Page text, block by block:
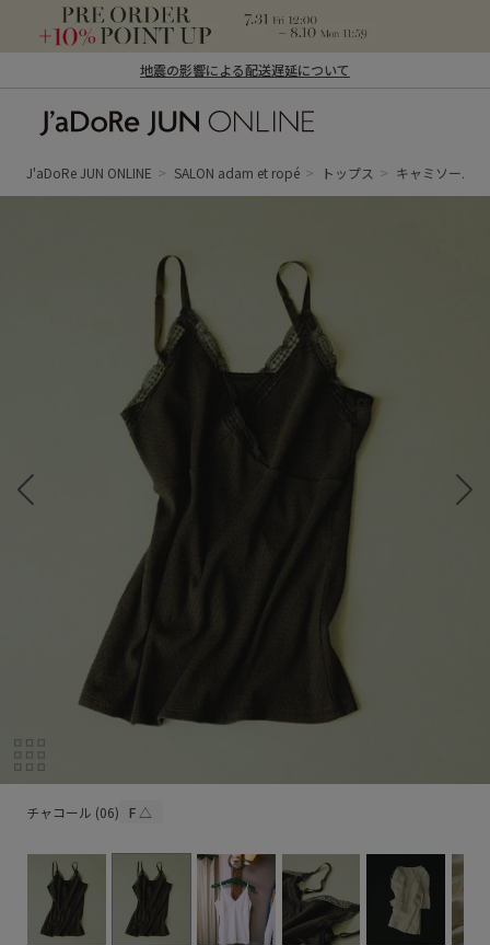
地震の影響による配送遅延について
ン オンライン）
J'aDoRe JUN ONLINE SALON adam et ropé トップス キャミソール
チャコール (06) F △